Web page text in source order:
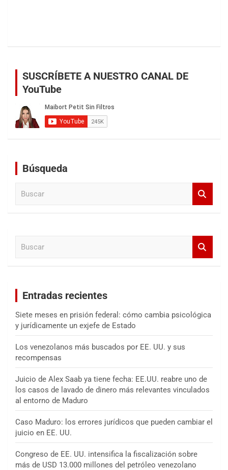
SUSCRÍBETE A NUESTRO CANAL DE
YouTube
Búsqueda
Entradas recientes
Siete meses en prisión federal: cómo cambia psicológica
y jurídicamente un exjefe de Estado
Los venezolanos más buscados por EE. UU. y sus
recompensas
Juicio de Alex Saab ya tiene fecha: EE.UU. reabre uno de
los casos de lavado de dinero más relevantes vinculados
al entorno de Maduro
Caso Maduro: los errores jurídicos que pueden cambiar el
juicio en EE. UU.
Congreso de EE. UU. intensifica la fiscalización sobre
más de USD 13.000 millones del petróleo venezolano